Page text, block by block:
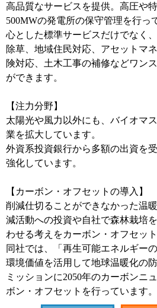
高品質なサービスを提供。高圧や
500MWの発電所の保守管理を行っ
心とした標準サービスだけでなく
除草、地域住民対応、アセットマ
険対応、土木工事の補修などワン
ができます。
【注力分野】
太陽光や風力以外にも、バイオマ
業を拡大しています。
外資系投資銀行から多額の出資を
強化しています。
【カーボン・オフセットの導入】
削減仕切ることができなかった温
減活動への投資や自社で森林栽培
わせる考えをカーボン・オフセット
同社では、「再生可能エネルギー
環境価値を活用して地球温暖化の
ミッションに2050年のカーボンニ
ボン・オフセットを行っています。